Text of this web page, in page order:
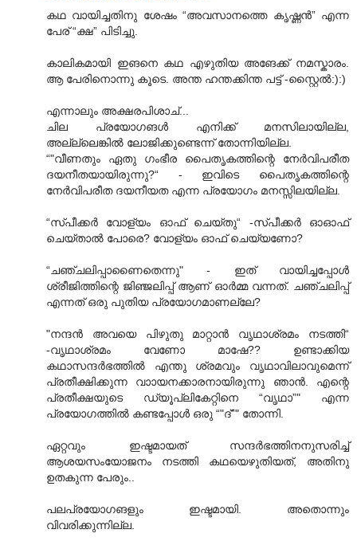
കഥ വായിച്ചതിനു ശേഷം “അവസാനത്തെ കൃഷ്ണന്‍” എന്ന
പേര് “ക്ഷ” പിടിച്ചു.
കാലികമായി ഇങനെ കഥ എഴുതിയ അങേക്ക് നമസ്കാരം.
ആ പേരിനൊന്നു കൂടെ. അന്ത ഹന്തക്കിന്ത പട്ട് -സ്റ്റൈല്‍:):)
എന്നാലും അക്ഷരപിശാച്...
ചില പ്രയോഗങള്‍ എനിക്ക് മനസിലായില്ല,
അല്ല്ലെങ്കില്‍ ലോജിക്കുണ്ടെന്ന് തോന്നിയില്ല.
“"വീണതും ഏതു ഗംഭീര പൈതൃകത്തിന്റെ നേര്‍വിപരീത
ദയനീതയായിരുന്നു?“ - ഇവിടെ പൈതൃകത്തിന്റെ
നേര്‍വിപരീത ദയനീയത എന്ന പ്രയോഗം മനസ്സിലയില്ല.
“സ്പീക്കര്‍ വോള്യം ഓഫ് ചെയ്തു“ -സ്പീക്കര്‍ ഓഓഫ്
ചെയ്താല്‍ പോരെ? വോള്യം ഓഫ് ചെയ്യണോ?
“ചഞ്ചലിപ്പാണൈതെന്നു" - ഇത് വായിച്ചപ്പോള്‍
ശ്രീജിത്തിന്റെ ജിഞ്ജലിപ്പ് ആണ് ഓര്‍മ്മ വന്നത്. ചഞ്ചലിപ്പ്
എന്നത് ഒരു പുതിയ പ്രയോഗമാണല്ലേ?
"നന്ദന്‍ അവയെ പിഴുതു മാറ്റാന്‍ വൃഥാശ്രമം നടത്തി“
-വൃഥാശ്രമം വേണോ മാഷേ?? ഉണ്ടാക്കിയ
കഥാസന്ദര്‍ഭത്തില്‍ എന്തു ശ്രമവും വൃഥാവിലാവുമെന്ന്
പ്രതീക്ഷിക്കുന്ന വാ‍ായനക്കാരനായിരുന്നു ഞാന്‍. എന്റെ
പ്രതീക്ഷയുടെ ഡ്യൂപ്ലികേറ്റിനെ “വൃഥാ”" എന്ന
പ്രയോഗത്തില്‍ കണ്ടപ്പോള്‍ ഒരു “"ദ്”" തോന്നി.
ഏറ്റവും ഇഷ്ടമായത് സന്ദര്‍ഭത്തിനനുസരിച്ച്
ആശയസംയോജനം നടത്തി കഥയെഴുതിയത്, അതിനു
ഉതകുന്ന പേരും..
പലപ്രയോഗങളും ഇഷ്ടമായി. അതൊന്നും
വിവരിക്കുന്നില്ല.